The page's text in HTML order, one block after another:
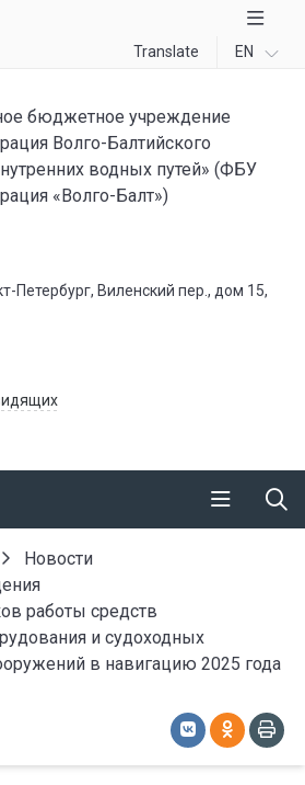
Translate EN
бюджетное учреждение
Волго-Балтийского
водных путей» (ФБУ
«Волго-Балт»)
Петербург, Виленский пер., дом 15,
Новости
работы средств
и судоходных
в навигацию 2025 года